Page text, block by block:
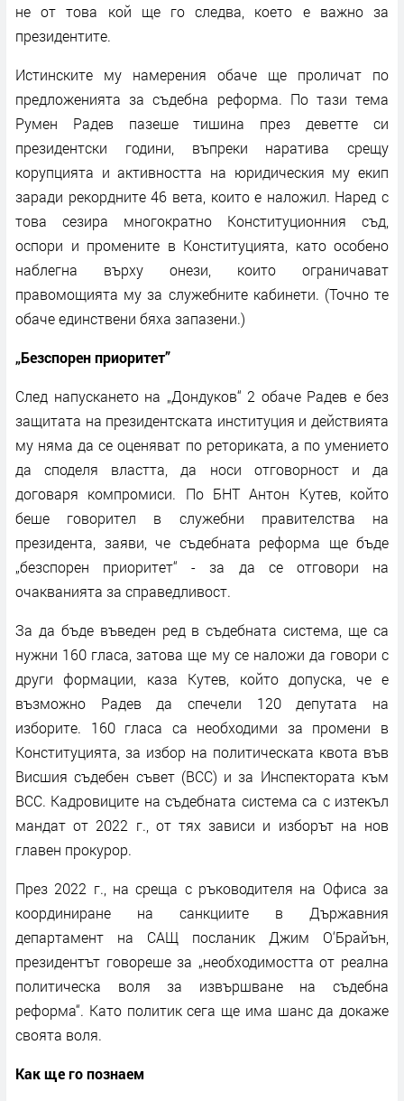
не от това кой ще го следва, което е важно за
президентите.
Истинските му намерения обаче ще проличат по
предложенията за съдебна реформа. По тази тема
Румен Радев пазеше тишина през деветте си
президентски години, въпреки наратива срещу
корупцията и активността на юридическия му екип
заради рекордните 46 вета, които е наложил. Наред с
това сезира многократно Конституционния съд,
оспори и промените в Конституцията, като особено
наблегна върху онези, които ограничават
правомощията му за служебните кабинети. (Точно те
обаче единствени бяха запазени.)
„Безспорен приоритет”
След напускането на „Дондуков“ 2 обаче Радев е без
защитата на президентската институция и действията
му няма да се оценяват по реториката, а по умението
да споделя властта, да носи отговорност и да
договаря компромиси. По БНТ Антон Кутев, който
беше говорител в служебни правителства на
президента, заяви, че съдебната реформа ще бъде
„безспорен приоритет“ - за да се отговори на
очакванията за справедливост.
За да бъде въведен ред в съдебната система, ще са
нужни 160 гласа, затова ще му се наложи да говори с
други формации, каза Кутев, който допуска, че е
възможно Радев да спечели 120 депутата на
изборите. 160 гласа са необходими за промени в
Конституцията, за избор на политическата квота във
Висшия съдебен съвет (ВСС) и за Инспектората към
ВСС. Кадровиците на съдебната система са с изтекъл
мандат от 2022 г., от тях зависи и изборът на нов
главен прокурор.
През 2022 г., на среща с ръководителя на Офиса за
координиране на санкциите в Държавния
департамент на САЩ посланик Джим О‘Брайън,
президентът говореше за „необходимостта от реална
политическа воля за извършване на съдебна
реформа“. Като политик сега ще има шанс да докаже
своята воля.
Как ще го познаем